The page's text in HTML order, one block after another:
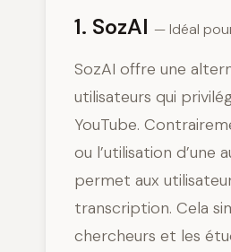
1. SozAI — Idéal
SozAI offre une
utilisateurs qui
YouTube.
ou l’utilisation
permet aux
transcription. Cela
chercheurs et les